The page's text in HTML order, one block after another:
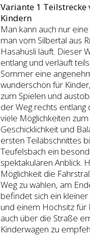
Variante 1
Kindern
Man kann auch nur
man vom Silbertal aus
Hasahüsli läuft. Dieser
entlang und verläuft
Sommer eine
wunderschön für
zum Spielen und
der Weg rechts
viele Möglichkeiten
Geschicklichkeit und
ersten Teilabschnittes
Teufelsbach ein
spektakulären Anblick.
Möglichkeit die
Weg zu wählen, am
befindet sich ein
und einem Hochsitz für
auch über die Straße
Kinderwagen zu